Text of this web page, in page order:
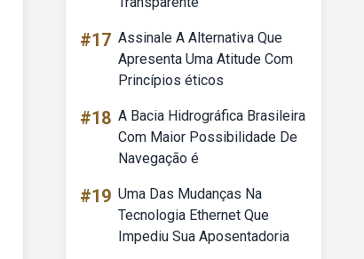
#17 Assinale A Alternativa Que
Apresenta Uma Atitude Com
Princípios éticos
#18 A Bacia Hidrográfica Brasileira
Com Maior Possibilidade De
Navegação é
#19 Uma Das Mudanças Na
Tecnologia Ethernet Que
Impediu Sua Aposentadoria